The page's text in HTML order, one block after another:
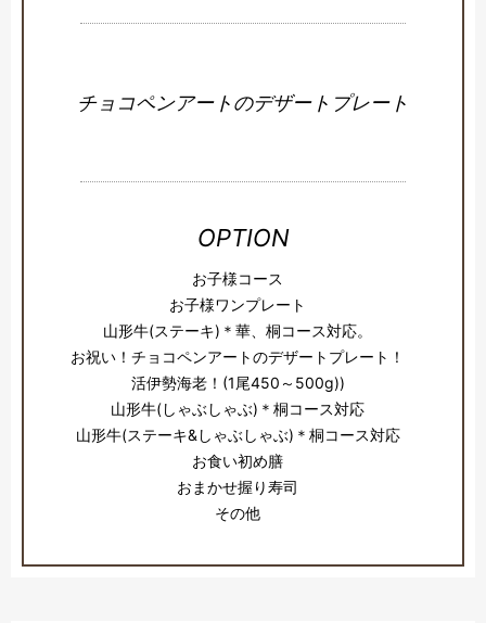
チョコペンアートのデザートプレート
OPTION
お子様コース
お子様ワンプレート
山形牛(ステーキ)＊華、桐コース対応。
お祝い！チョコペンアートのデザートプレート！
活伊勢海老！(1尾450～500g))
山形牛(しゃぶしゃぶ)＊桐コース対応
山形牛(ステーキ&しゃぶしゃぶ)＊桐コース対応
お食い初め膳
おまかせ握り寿司
その他